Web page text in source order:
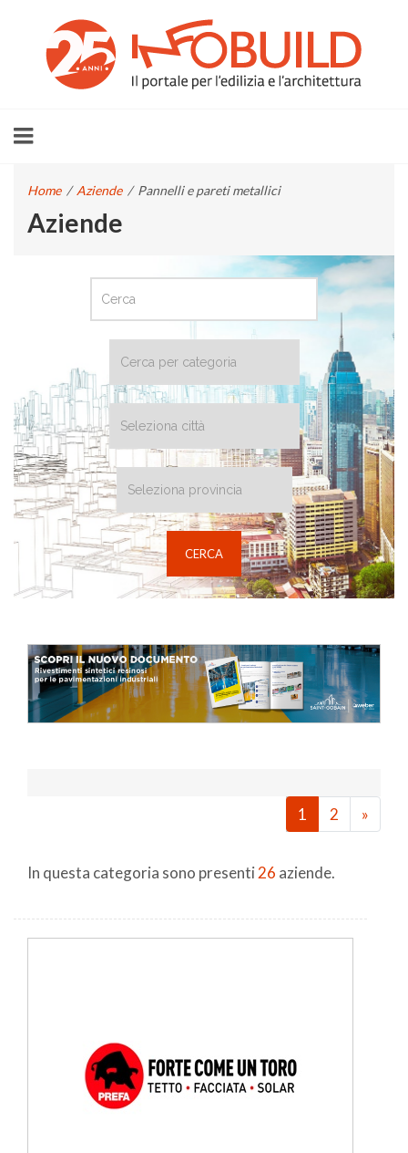
Home / Aziende / Pannelli e pareti metallici
Aziende
1 2 »
In questa categoria sono presenti 26 aziende.